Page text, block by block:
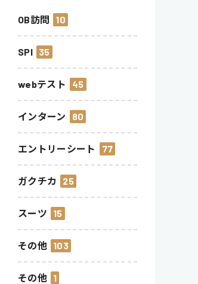
OB訪問 10
SPI 35
webテスト 45
インターン 80
エントリーシート 77
ガクチカ 25
スーツ 15
その他 103
その他 1